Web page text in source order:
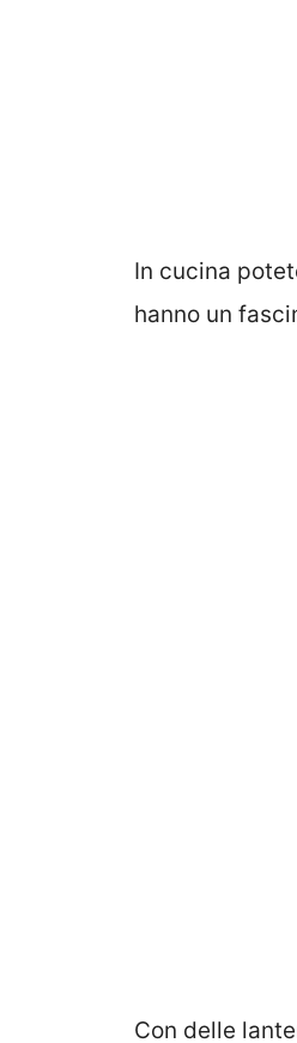
In cucina
hanno un
Con delle